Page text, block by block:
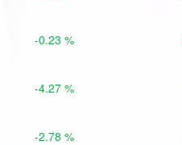
-0.23 %
-4.27 %
-2.78 %